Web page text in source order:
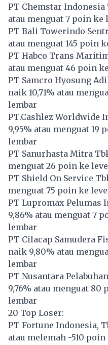
PT Chemstar Indonesia
atau menguat 7 poin ke
PT Bali Towerindo
atau menguat 145 poin
PT Habco Trans
atau menguat 46 poin
PT Samcro Hyosung
naik 10,71% atau
lembar
PT.Cashlez Worldwide
9,95% atau menguat 19
lembar
PT Sanurhasta Mitra
menguat 26 poin ke
PT Shield On Service
menguat 75 poin ke
PT Lupromax Pelumas
9,86% atau menguat 7
lembar
PT Cilacap Samudera
naik 9,80% atau
lembar
PT Nusantara
9,76% atau menguat
lembar
20 Top Loser:
PT Fortune Indonesia,
atau melemah -510